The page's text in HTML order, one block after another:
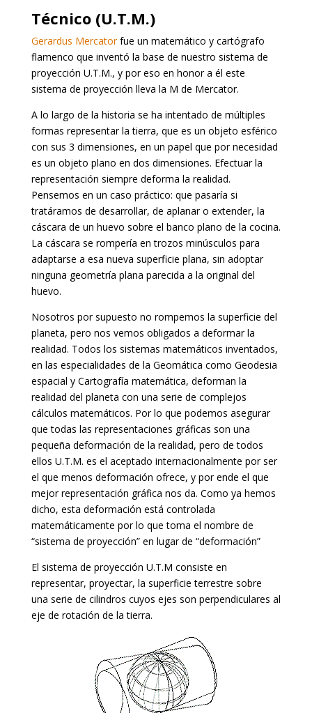
Técnico (U.T.M.)
Gerardus Mercatorfue un matemático y cartógrafo
flamenco que inventó la base de nuestro sistema de
proyección U.T.M., y por eso en honor a él este
sistema de proyección lleva la M de Mercator.
A lo largo de la historia se ha intentado de múltiples
formas representar la tierra, que es un objeto esférico
con sus 3 dimensiones, en un papel que por necesidad
es un objeto plano en dos dimensiones. Efectuar la
representación siempre deforma la realidad.
Pensemos en un caso práctico: que pasaría si
tratáramos de desarrollar, de aplanar o extender, la
cáscara de un huevo sobre el banco plano de la cocina.
La cáscara se rompería en trozos minúsculos para
adaptarse a esa nueva superficie plana, sin adoptar
ninguna geometría plana parecida a la original del
huevo.
Nosotros por supuesto no rompemos la superficie del
planeta, pero nos vemos obligados a deformar la
realidad. Todos los sistemas matemáticos inventados,
en las especialidades de la Geomática como Geodesia
espacial y Cartografía matemática, deforman la
realidad del planeta con una serie de complejos
cálculos matemáticos. Por lo que podemos asegurar
que todas las representaciones gráficas son una
pequeña deformación de la realidad, pero de todos
ellos U.T.M. es el aceptado internacionalmente por ser
el que menos deformación ofrece, y por ende el que
mejor representación gráfica nos da. Como ya hemos
dicho, esta deformación está controlada
matemáticamente por lo que toma el nombre de
“sistema de proyección” en lugar de “deformación”
El sistema de proyección U.T.M consiste en
representar, proyectar, la superficie terrestre sobre
una serie de cilindros cuyos ejes son perpendiculares al
eje de rotación de la tierra.